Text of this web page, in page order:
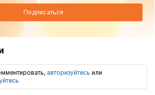
Подписаться
авторизуйтесь или